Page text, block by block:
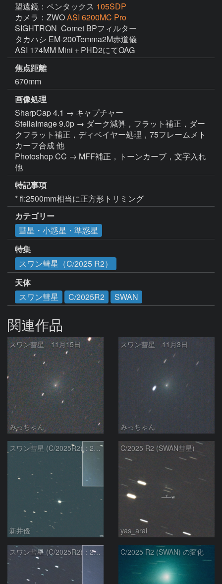
望遠鏡：ペンタックス 105SDP
カメラ：ZWOASI 6200MC Pro
SIGHTRON  Comet BPフィルター
タカハシ EM-200Temma2M赤道儀
ASI 174MM Mini＋PHD2にてOAG
焦点距離
670mm
画像処理
SharpCap 4.1 → キャプチャー
StellaImage 9.0p → ダーク減算，フラット補正，ダー
クフラット補正，ディベイヤー処理，75フレームメト
カーフ合成 他
Photoshop CC → MFF補正，トーンカーブ，文字入れ
他
特記事項
* fl:2500mm相当に正方形トリミング
カテゴリー
彗星・小惑星・準惑星
特集
スワン彗星（C/2025 R2）
天体
スワン彗星
C/2025R2 SWAN
関連作品
スワン彗星 11月15日
みっちゃん
スワン彗星 11月3日
みっちゃん
スワン彗星 (C/2025R2)：2026/01/27
新井優
C/2025 R2 (SWAN彗星)
yas_arai
スワン彗星 (C/2025R2)：2026/01/20 C/2025 R2 (SWAN) の変化